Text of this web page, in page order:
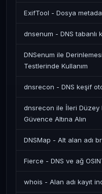
ExifTool - Dosya
dnsenum - DNS tabanlı
DNSenum ile
Testlerinde Kullanım
dnsrecon - DNS keşif
dnsrecon ile İleri Düzey
Güvence Altına Alın
DNSMap - Alt alan adı
Fierce - DNS ve ağ
whois - Alan adı kayıt